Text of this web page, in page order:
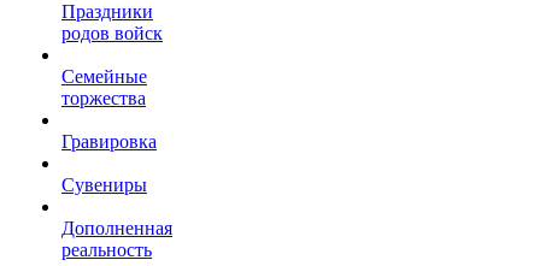
Праздники
родов войск
Семейные
торжества
Гравировка
Сувениры
Дополненная
реальность